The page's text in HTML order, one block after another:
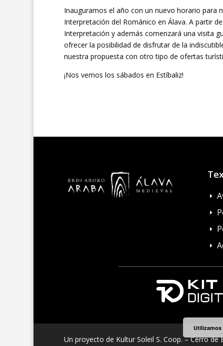
Inauguramos el año con un nuevo horario para
Interpretación del Románico en Álava. A partir
Interpretación y además comenzará una visita
ofrecer la posibilidad de disfrutar de la
nuestra propuesta con otro tipo de ofertas
¡Nos vemos los sábados en Estíbaliz!
E
E
E
E
Un proyecto de Kultur Soleil S. Coop. – Cerro de
Utilizamos